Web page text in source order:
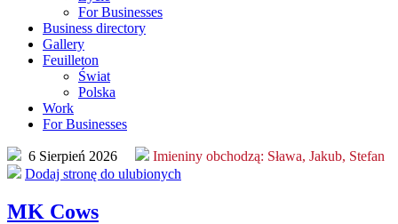
For Businesses
Business directory
Gallery
Feuilleton
Świat
Polska
Work
For Businesses
6 Sierpień 2026 Imieniny obchodzą: Sława, Jakub, Stefan
Dodaj stronę do ulubionych
MK Cows